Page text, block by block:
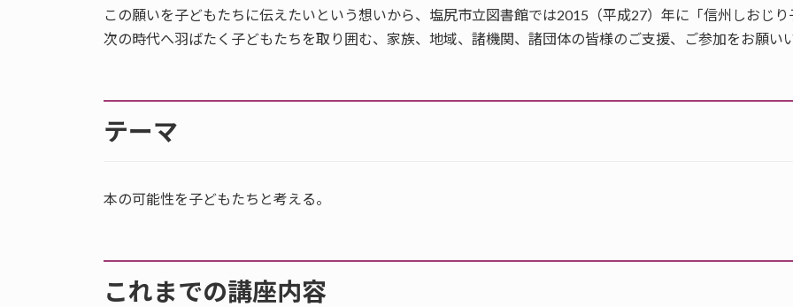
この願いを子どもたちに伝えたいという想いから、塩尻市立図書館では2015（平成27）年に「信州しおじ
次の時代へ羽ばたく子どもたちを取り囲む、家族、地域、諸機関、諸団体の皆様のご支援、ご参加をお願い
テーマ
本の可能性を子どもたちと考える。
これまでの講座内容